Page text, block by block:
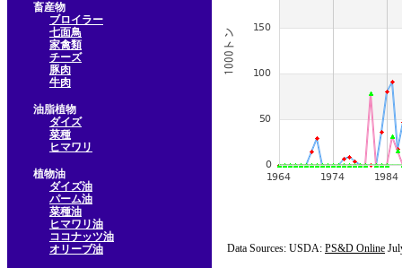
畜産物
ブロイラー
七面鳥
家禽類
チーズ
豚肉
牛肉
油脂植物
ダイズ
菜種
ヒマワリ
植物油
ダイズ油
パーム油
菜種油
ヒマワリ油
ココナッツ油
オリーブ油
Data Sources: USDA: PS&D Online